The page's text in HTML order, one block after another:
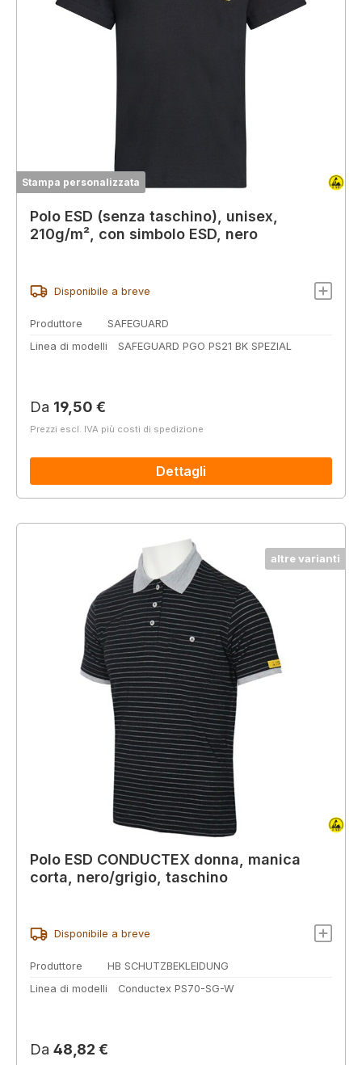
Stampa personalizzata
Polo ESD (senza taschino), unisex,
210g/m², con simbolo ESD, nero
Disponibile a breve
Produttore
SAFEGUARD
Linea di modelli
SAFEGUARD PGO PS21 BK SPEZIAL
Prezzo normale:
Da 19,50 €
Prezzi escl. IVA più costi di spedizione
Dettagli
altre varianti
Polo ESD CONDUCTEX donna, manica
corta, nero/grigio, taschino
Disponibile a breve
Produttore
HB SCHUTZBEKLEIDUNG
Linea di modelli
Conductex PS70-SG-W
Prezzo normale:
Da 48,82 €